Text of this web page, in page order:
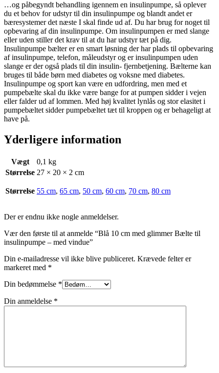
…og påbegyndt behandling igennem en insulinpumpe, så oplever
du et behov for udstyr til din insulinpumpe og blandt andet er
bæresystemer det næste I skal finde ud af. Du har brug for noget til
opbevaring af din insulinpumpe. Om insulinpumpen er med slange
eller uden stiller det krav til at du har udstyr tæt på dig.
Insulinpumpe bælter er en smart løsning der har plads til opbevaring
af insulinpumpe, telefon, måleudstyr og er insulinpumpen uden
slange er der også plads til din insulin- fjernbetjening. Bælterne kan
bruges til både børn med diabetes og voksne med diabetes.
Insulinpumpe og sport kan være en udfordring, men med et
pumpebælte skal du ikke være bange for at pumpen sidder i vejen
eller falder ud af lommen. Med høj kvalitet lynlås og stor elasitet i
pumpebæltet sidder pumpebæltet tæt til kroppen og er behageligt at
have på.
Yderligere information
Vægt
0,1 kg
Størrelse 27 × 20 × 2 cm
Størrelse 55 cm, 65 cm, 50 cm, 60 cm, 70 cm, 80 cm
Der er endnu ikke nogle anmeldelser.
Vær den første til at anmelde “Blå 10 cm med glimmer Bælte til
insulinpumpe – med vindue”
Din e-mailadresse vil ikke blive publiceret. Krævede felter er
markeret med *
Din bedømmelse *
Din anmeldelse *